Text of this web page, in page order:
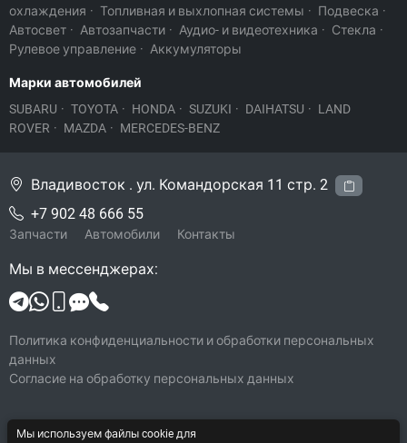
охлаждения · Топливная и выхлопная системы · Подвеска ·
Автосвет · Автозапчасти · Аудио- и видеотехника · Стекла ·
Рулевое управление · Аккумуляторы
Марки автомобилей
SUBARU · TOYOTA · HONDA · SUZUKI · DAIHATSU · LAND
ROVER · MAZDA · MERCEDES-BENZ
© 2026 Legacy-VL
Владивосток . ул. Командорская 11 стр. 2
+7 902 48 666 55
Запчасти Автомобили Контакты
Мы в мессенджерах:
Политика конфиденциальности и обработки персональных
данных
Согласие на обработку персональных данных
Мы используем файлы cookie для